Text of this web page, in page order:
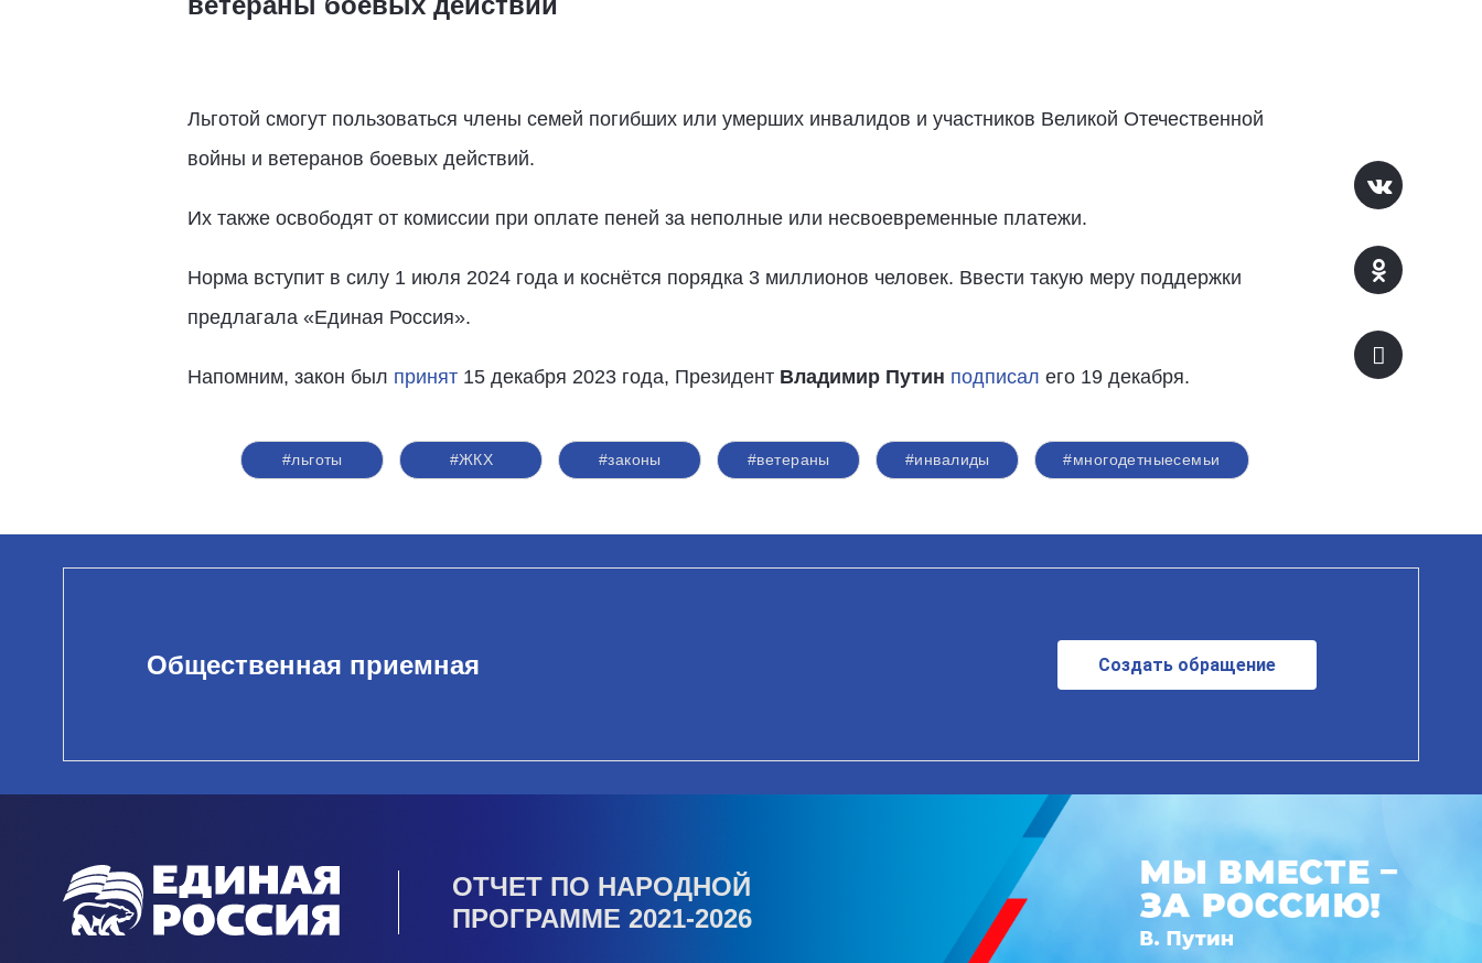
Льготой смогут пользоваться члены семей погибших или умерших инвалидов и участников Великой Отечественной
войны и ветеранов боевых действий.
Их также освободят от комиссии при оплате пеней за неполные или несвоевременные платежи.
Норма вступит в силу 1 июля 2024 года и коснётся порядка 3 миллионов человек. Ввести такую меру поддержки
предлагала «Единая Россия».
Напомним, закон был принят15 декабря 2023 года, Президент Владимир Путин подписал его 19 декабря.
#льготы #ЖКХ #законы #ветераны #инвалиды #многодетныесемьи
Общественная приемная Создать обращение
ОТЧЕТ ПО НАРОДНОЙ
ПРОГРАММЕ 2021-2026